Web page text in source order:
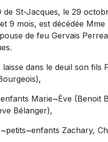
de St-Jacques, le 29
9 mois, est décédée Mme
de feu Gervais
laisse dans le deuil son fils
Marie~Ève (Benoit
Bélanger),
Zachary,